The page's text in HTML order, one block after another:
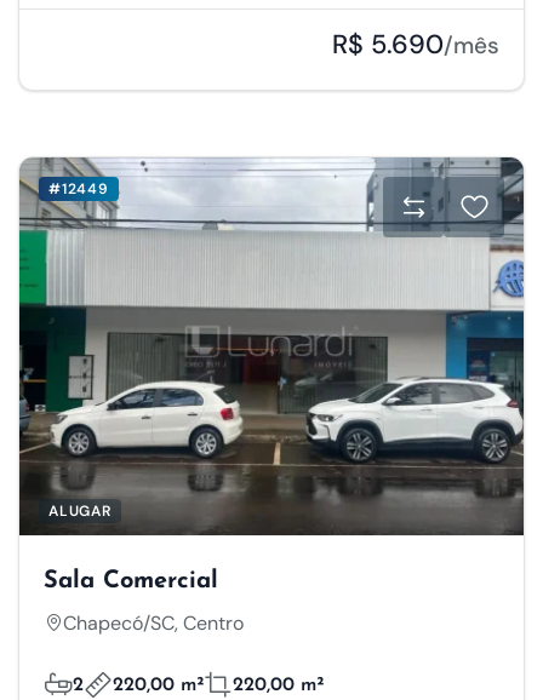
R$ 5.690/mês
#12449
ALUGAR
Sala Comercial
Chapecó/SC, Centro
2 220,00 m² 220,00 m²